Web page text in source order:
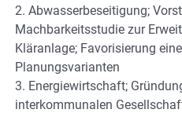
2. Abwasserbeseitigung;
Machbarkeitsstudie zur
Kläranlage; Favorisierung
Planungsvarianten
3. Energiewirtschaft;
interkommunalen